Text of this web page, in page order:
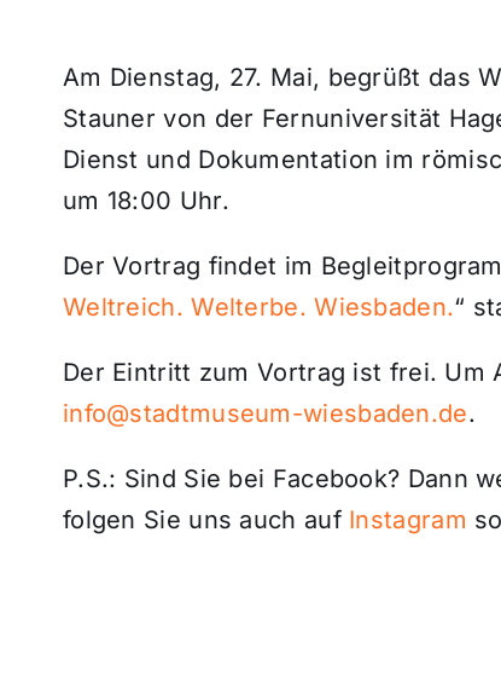
Am Dienstag, 27. Mai, begrüßt das
Stauner von der Fernuniversität
Dienst und Dokumentation im
um 18:00 Uhr.
Der Vortrag findet im
Weltreich. Welterbe. Wiesbaden.“
Der Eintritt zum Vortrag ist frei. Um
info@stadtmuseum-wiesbaden.de.
P.S.: Sind Sie bei Facebook? Dann
folgen Sie uns auch auf Instagram